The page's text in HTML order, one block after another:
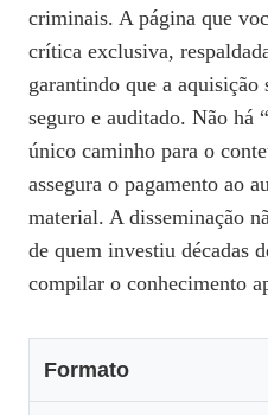
criminais. A página que
crítica exclusiva,
garantindo que a
seguro e auditado. Não há
único caminho para o
assegura o pagamento ao
material. A disseminação
de quem investiu décadas
compilar o conhecimento
Formato